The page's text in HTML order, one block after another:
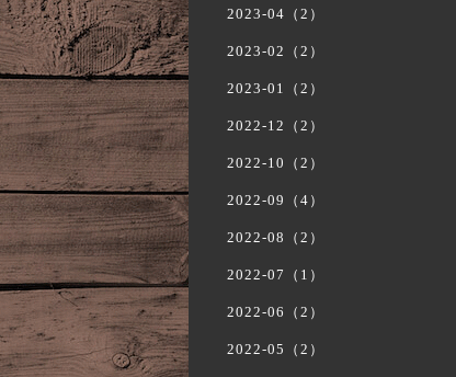
2023-04（2）
2023-02（2）
2023-01（2）
2022-12（2）
2022-10（2）
2022-09（4）
2022-08（2）
2022-07（1）
2022-06（2）
2022-05（2）